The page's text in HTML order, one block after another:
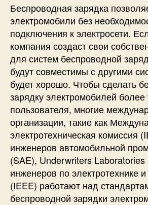
Беспроводная зарядка
электромобили без
подключения к электросети.
компания создаст свои
для систем беспроводной
будут совместимы с другими
будет хорошо. Чтобы сделать
зарядку электромобилей
пользователя, многие
организации, такие как
электротехническая комиссия
инженеров автомобильной
(SAE), Underwriters Laboratories
инженеров по электротехнике
(IEEE) работают над
беспроводной зарядки